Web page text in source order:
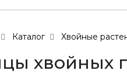
Каталог Хвойные
хвойных